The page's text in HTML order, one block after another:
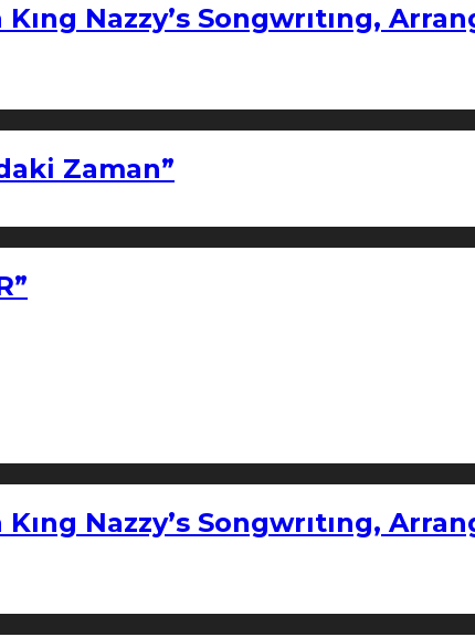
Nazzy’s Songwrıtıng,
Zaman”
Nazzy’s Songwrıtıng,